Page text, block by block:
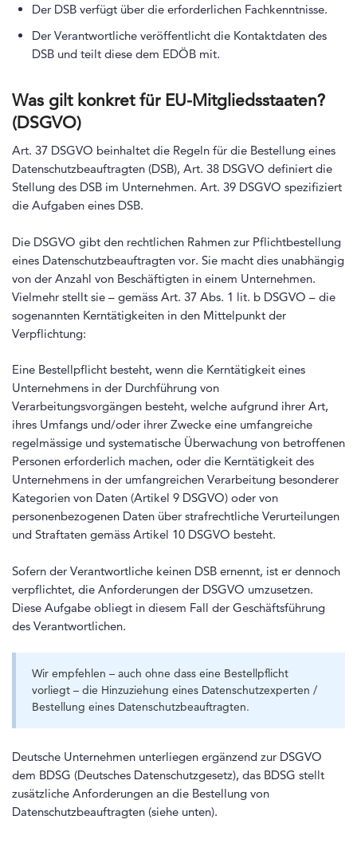
Der DSB verfügt über die erforderlichen Fachkenntnisse.
Der Verantwortliche veröffentlicht die Kontaktdaten des
DSB und teilt diese dem EDÖB mit.
Was gilt konkret für EU-Mitgliedsstaaten?
(DSGVO)
Art. 37 DSGVO beinhaltet die Regeln für die Bestellung eines
Datenschutzbeauftragten (DSB), Art. 38 DSGVO definiert die
Stellung des DSB im Unternehmen. Art. 39 DSGVO spezifiziert
die Aufgaben eines DSB.
Die DSGVO gibt den rechtlichen Rahmen zur Pflichtbestellung
eines Datenschutzbeauftragten vor. Sie macht dies unabhängig
von der Anzahl von Beschäftigten in einem Unternehmen.
Vielmehr stellt sie – gemäss Art. 37 Abs. 1 lit. b DSGVO – die
sogenannten Kerntätigkeiten in den Mittelpunkt der
Verpflichtung:
Eine Bestellpflicht besteht, wenn die Kerntätigkeit eines
Unternehmens in der Durchführung von
Verarbeitungsvorgängen besteht, welche aufgrund ihrer Art,
ihres Umfangs und/oder ihrer Zwecke eine umfangreiche
regelmässige und systematische Überwachung von betroffenen
Personen erforderlich machen, oder die Kerntätigkeit des
Unternehmens in der umfangreichen Verarbeitung besonderer
Kategorien von Daten (Artikel 9 DSGVO) oder von
personenbezogenen Daten über strafrechtliche Verurteilungen
und Straftaten gemäss Artikel 10 DSGVO besteht.
Sofern der Verantwortliche keinen DSB ernennt, ist er dennoch
verpflichtet, die Anforderungen der DSGVO umzusetzen.
Diese Aufgabe obliegt in diesem Fall der Geschäftsführung
des Verantwortlichen.
Wir empfehlen – auch ohne dass eine Bestellpflicht
vorliegt – die Hinzuziehung eines Datenschutzexperten /
Bestellung eines Datenschutzbeauftragten.
Deutsche Unternehmen unterliegen ergänzend zur DSGVO
dem BDSG (Deutsches Datenschutzgesetz), das BDSG stellt
zusätzliche Anforderungen an die Bestellung von
Datenschutzbeauftragten (siehe unten).